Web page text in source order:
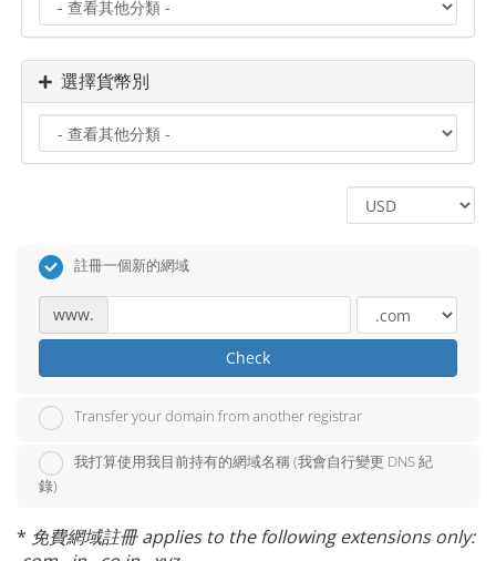
選擇貨幣別
註冊一個新的網域
www.
Check
Transfer your domain from another registrar
我打算使用我目前持有的網域名稱 (我會自行變更 DNS 紀
錄)
* 免費網域註冊 applies to the following extensions only: